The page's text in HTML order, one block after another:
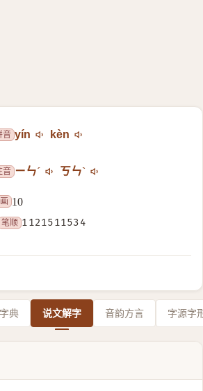
音 yín kèn
音 ㄧㄣˊ ㄎㄣˋ
10
笔顺 1121511534
典 说文解字 音韵方言 字源字